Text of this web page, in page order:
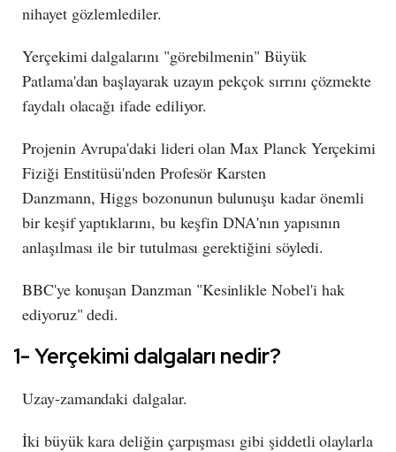
nihayet gözlemlediler.
Yerçekimi dalgalarını "görebilmenin" Büyük
Patlama'dan başlayarak uzayın pekçok sırrını çözmekte
faydalı olacağı ifade ediliyor.
Projenin Avrupa'daki lideri olan Max Planck Yerçekimi
Fiziği Enstitüsü'nden Profesör Karsten
Danzmann, Higgs bozonunun bulunuşu kadar önemli
bir keşif yaptıklarını, bu keşfin DNA'nın yapısının
anlaşılması ile bir tutulması gerektiğini söyledi.
BBC'ye konuşan Danzman "Kesinlikle Nobel'i hak
ediyoruz" dedi.
1- Yerçekimi dalgaları nedir?
Uzay-zamandaki dalgalar.
İki büyük kara deliğin çarpışması gibi şiddetli olaylarla